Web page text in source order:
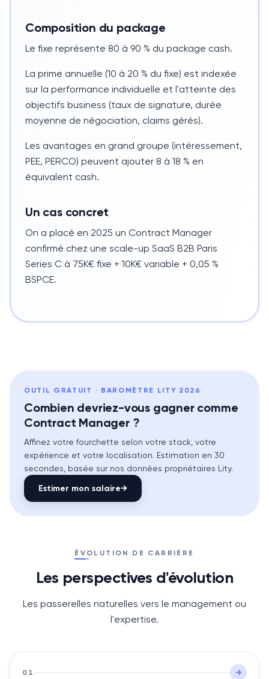
Composition du package
Le fixe représente 80 à 90 % du package cash.
La prime annuelle (10 à 20 % du fixe) est indexée
sur la performance individuelle et l'atteinte des
objectifs business (taux de signature, durée
moyenne de négociation, claims gérés).
Les avantages en grand groupe (intéressement,
PEE, PERCO) peuvent ajouter 8 à 18 % en
équivalent cash.
Un cas concret
On a placé en 2025 un Contract Manager
confirmé chez une scale-up SaaS B2B Paris
Series C à 75K€ fixe + 10K€ variable + 0,05 %
BSPCE.
OUTIL GRATUIT · BAROMÈTRE LITY 2026
Combien devriez-vous gagner comme
Contract Manager ?
Affinez votre fourchette selon votre stack, votre
expérience et votre localisation. Estimation en 30
secondes, basée sur nos données propriétaires Lity.
Estimer mon salaire→
ÉVOLUTION DE CARRIÈRE
Les perspectives d'évolution
Les passerelles naturelles vers le management ou
l'expertise.
01